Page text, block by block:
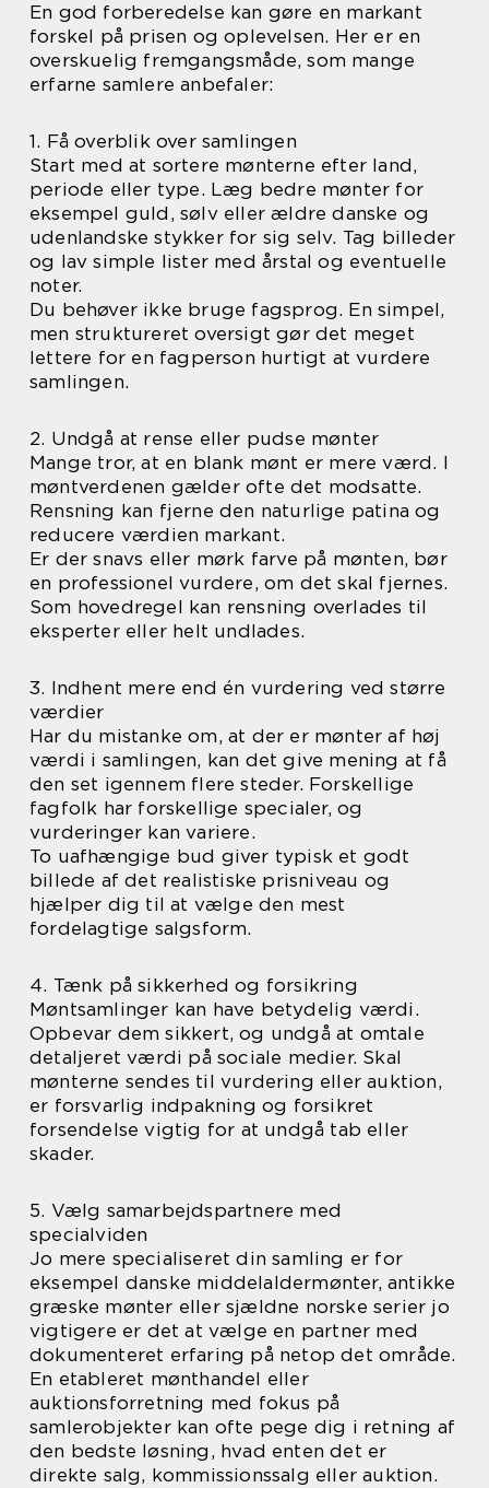
En god forberedelse kan gøre en markant
forskel på prisen og oplevelsen. Her er en
overskuelig fremgangsmåde, som mange
erfarne samlere anbefaler:
1. Få overblik over samlingen
Start med at sortere mønterne efter land,
periode eller type. Læg bedre mønter for
eksempel guld, sølv eller ældre danske og
udenlandske stykker for sig selv. Tag billeder
og lav simple lister med årstal og eventuelle
noter.
Du behøver ikke bruge fagsprog. En simpel,
men struktureret oversigt gør det meget
lettere for en fagperson hurtigt at vurdere
samlingen.
2. Undgå at rense eller pudse mønter
Mange tror, at en blank mønt er mere værd. I
møntverdenen gælder ofte det modsatte.
Rensning kan fjerne den naturlige patina og
reducere værdien markant.
Er der snavs eller mørk farve på mønten, bør
en professionel vurdere, om det skal fjernes.
Som hovedregel kan rensning overlades til
eksperter eller helt undlades.
3. Indhent mere end én vurdering ved større
værdier
Har du mistanke om, at der er mønter af høj
værdi i samlingen, kan det give mening at få
den set igennem flere steder. Forskellige
fagfolk har forskellige specialer, og
vurderinger kan variere.
To uafhængige bud giver typisk et godt
billede af det realistiske prisniveau og
hjælper dig til at vælge den mest
fordelagtige salgsform.
4. Tænk på sikkerhed og forsikring
Møntsamlinger kan have betydelig værdi.
Opbevar dem sikkert, og undgå at omtale
detaljeret værdi på sociale medier. Skal
mønterne sendes til vurdering eller auktion,
er forsvarlig indpakning og forsikret
forsendelse vigtig for at undgå tab eller
skader.
5. Vælg samarbejdspartnere med
specialviden
Jo mere specialiseret din samling er for
eksempel danske middelaldermønter, antikke
græske mønter eller sjældne norske serier jo
vigtigere er det at vælge en partner med
dokumenteret erfaring på netop det område.
En etableret mønthandel eller
auktionsforretning med fokus på
samlerobjekter kan ofte pege dig i retning af
den bedste løsning, hvad enten det er
direkte salg, kommissionssalg eller auktion.